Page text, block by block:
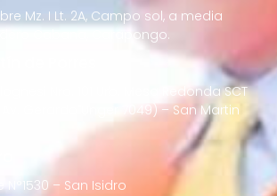
Mz. I Lt. 2A, Campo sol, a media
Cabana, Carapongo.
Nro. 101 Urb. Mesa Redonda SCT
Av. Gerardo Unger 7049) – San Martin
N°1530 – San Isidro